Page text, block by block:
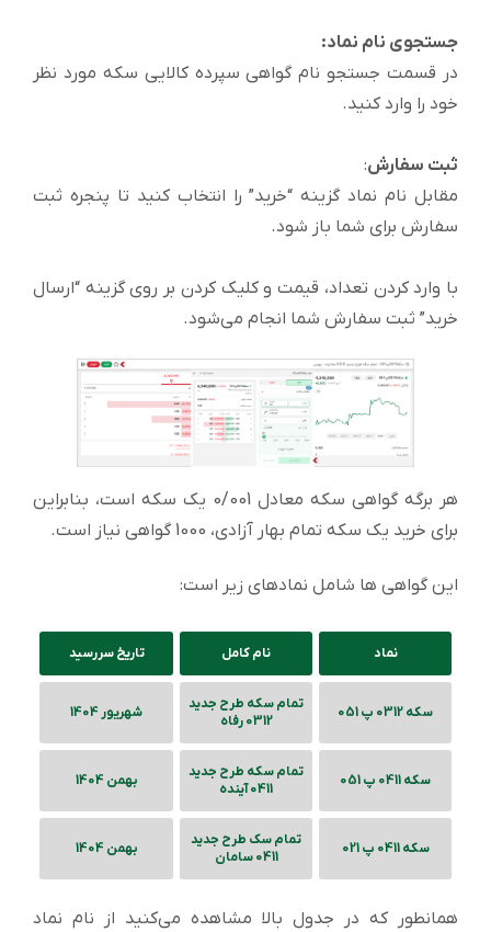
جستجوی نام نماد:
در قسمت جستجو نام گواهی سپرده کالایی سکه مورد نظر
خود را وارد کنید.
ثبت سفارش:
مقابل نام نماد گزینه “خرید” را انتخاب کنید تا پنجره ثبت
سفارش برای شما باز شود.
با وارد کردن تعداد، قیمت و کلیک کردن بر روی گزینه “ارسال
خرید” ثبت سفارش شما انجام می‌شود.
هر برگه گواهی سکه معادل 0/001 یک سکه است، بنابراین
برای خرید یک سکه تمام بهار آزادی، 1000 گواهی نیاز است.
این گواهی ها شامل نمادهای زیر است:
نماد نام کامل تاریخ سررسید
سکه 0312 پ 051
تمام سکه طرح جدید
0312 رفاه
شهریور 1404
سکه 0411 پ 051
تمام سکه طرح جدید
0411 آینده
بهمن 1404
سکه 0411 پ 021
تمام سک طرح جدید
0411 سامان
بهمن 1404
همانطور که در جدول بالا مشاهده می‌کنید از نام نماد